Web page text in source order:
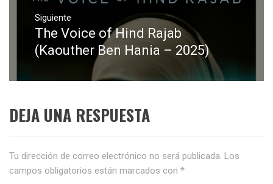
Siguiente
Entrada
siguiente:
The Voice of Hind Rajab
(Kaouther Ben Hania – 2025)
DEJA UNA RESPUESTA
Tu dirección de correo electrónico no será publicada. Los
campos obligatorios están marcados con *